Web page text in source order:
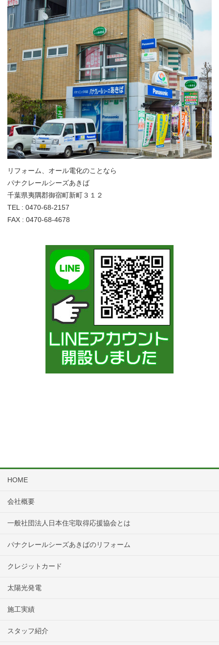
リフォーム、オール電化のことなら
パナクレールシーズあきば
千葉県夷隅郡御宿町新町３１２
TEL : 0470-68-2157
FAX : 0470-68-4678
HOME
会社概要
一般社団法人日本住宅取得応援協会とは
パナクレールシーズあきばのリフォーム
クレジットカード
太陽光発電
施工実績
スタッフ紹介